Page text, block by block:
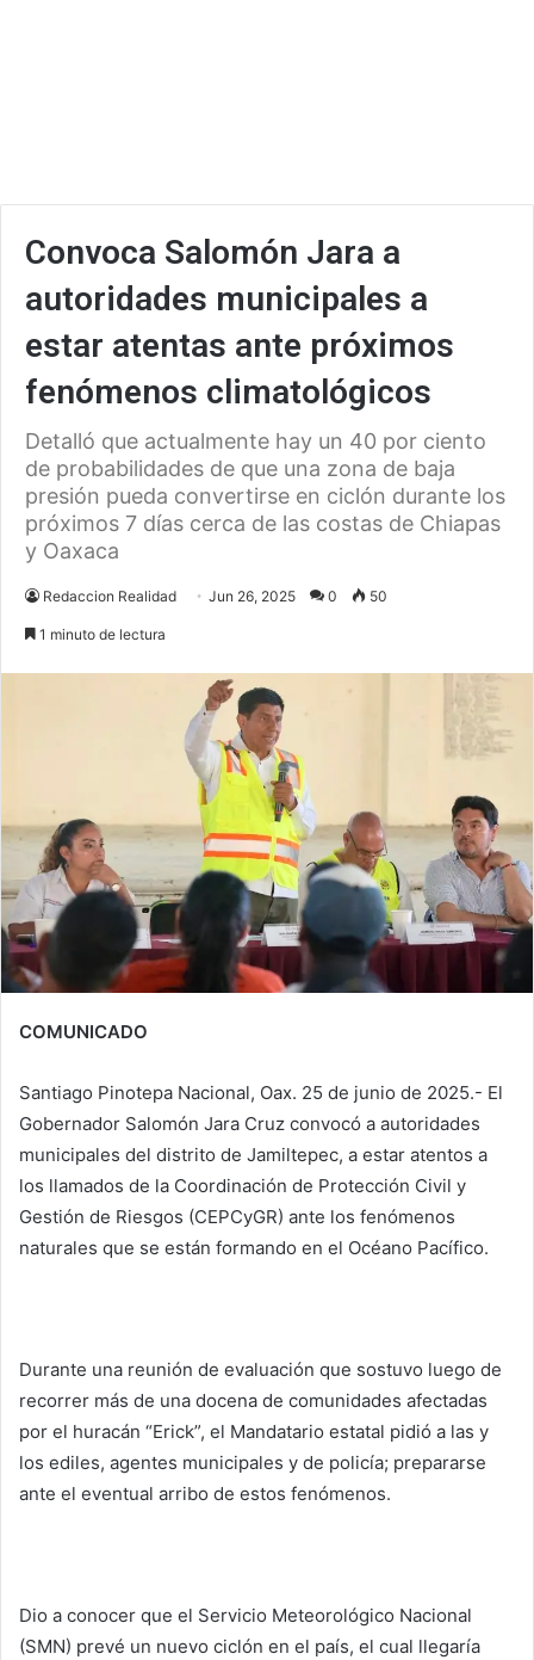
Convoca Salomón Jara a
autoridades municipales a
estar atentas ante próximos
fenómenos climatológicos
Detalló que actualmente hay un 40 por ciento
de probabilidades de que una zona de baja
presión pueda convertirse en ciclón durante los
próximos 7 días cerca de las costas de Chiapas
y Oaxaca
Redaccion Realidad Jun 26, 2025 0 50
1 minuto de lectura
COMUNICADO
Santiago Pinotepa Nacional, Oax. 25 de junio de 2025.- El
Gobernador Salomón Jara Cruz convocó a autoridades
municipales del distrito de Jamiltepec, a estar atentos a
los llamados de la Coordinación de Protección Civil y
Gestión de Riesgos (CEPCyGR) ante los fenómenos
naturales que se están formando en el Océano Pacífico.
Durante una reunión de evaluación que sostuvo luego de
recorrer más de una docena de comunidades afectadas
por el huracán “Erick”, el Mandatario estatal pidió a las y
los ediles, agentes municipales y de policía; prepararse
ante el eventual arribo de estos fenómenos.
Dio a conocer que el Servicio Meteorológico Nacional
(SMN) prevé un nuevo ciclón en el país, el cual llegaría